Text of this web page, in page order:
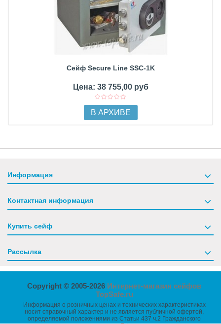
Сейф Secure Line SSC-1K
Цена: 38 755,00 руб
В АРХИВЕ
Информация
Контактная информация
Купить сейф
Рассылка
Copyright © 2005-2026 Интернет-магазин сейфов
TopSafe.ru
Информация о розничных ценах и технических характеристиках
носит справочный характер и не является публичной офертой,
определяемой положениями из Статьи 437 ч.2 Гражданского